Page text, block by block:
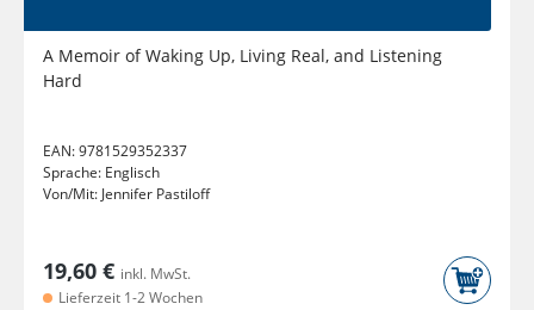
A Memoir of Waking Up, Living Real, and Listening
Hard
EAN:9781529352337
Sprache: Englisch
Von/Mit: Jennifer Pastiloff
19,60 € inkl. MwSt.
Lieferzeit 1-2 Wochen